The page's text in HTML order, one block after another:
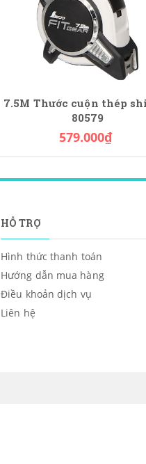
7.5M Thước cuộn thép
80579
579.000₫
HỖ TRỢ
Hình thức thanh toán
Hướng dẫn mua hàng
Điều khoản dịch vụ
Liên hệ